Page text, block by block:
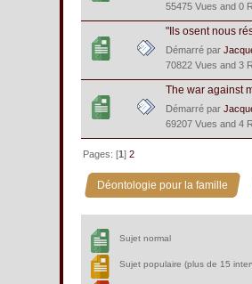
55475 Vues and 0
"Ils osent nous
Démarré par
70822 Vues and 3
The war against
Démarré par
69207 Vues and 4
Pages: [1]2
Déontologie pour la famille »
Sujet normal
Sujet populaire (plus de 15